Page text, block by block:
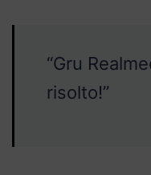
“Gru
risolto!”